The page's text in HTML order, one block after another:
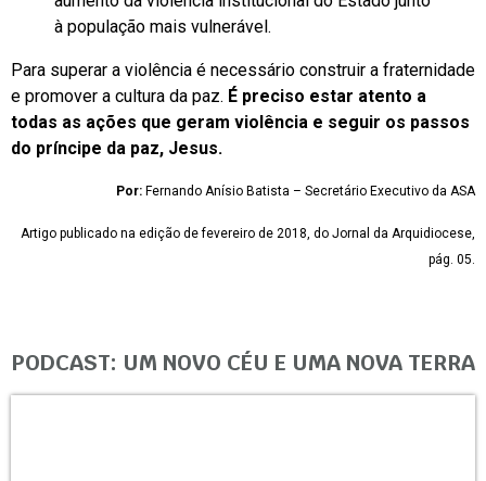
à população mais vulnerável.
Para superar a violência é necessário construir a fraternidade
e promover a cultura da paz. É preciso estar atento a
todas as ações que geram violência e seguir os passos
do príncipe da paz, Jesus.
Por: Fernando Anísio Batista – Secretário Executivo da ASA
Artigo publicado na edição de fevereiro de 2018, do Jornal da Arquidiocese,
pág. 05.
PODCAST: UM NOVO CÉU E UMA NOVA TERRA